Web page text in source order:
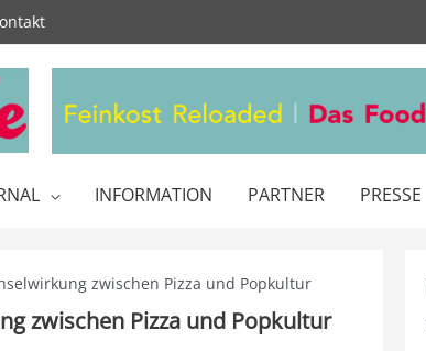
INFORMATION PARTNER PRESSE
zwischen Pizza und Popkultur
zwischen Pizza und Popkultur